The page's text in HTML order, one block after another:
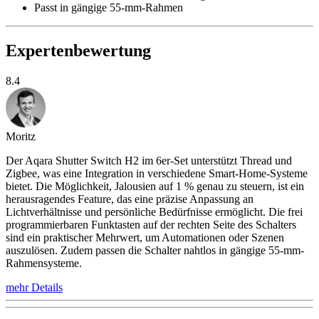
Passt in gängige 55-mm-Rahmen
Expertenbewertung
8.4
Moritz
Der Aqara Shutter Switch H2 im 6er-Set unterstützt Thread und
Zigbee, was eine Integration in verschiedene Smart-Home-Systeme
bietet. Die Möglichkeit, Jalousien auf 1 % genau zu steuern, ist ein
herausragendes Feature, das eine präzise Anpassung an
Lichtverhältnisse und persönliche Bedürfnisse ermöglicht. Die frei
programmierbaren Funktasten auf der rechten Seite des Schalters
sind ein praktischer Mehrwert, um Automationen oder Szenen
auszulösen. Zudem passen die Schalter nahtlos in gängige 55-mm-
Rahmensysteme.
mehr Details